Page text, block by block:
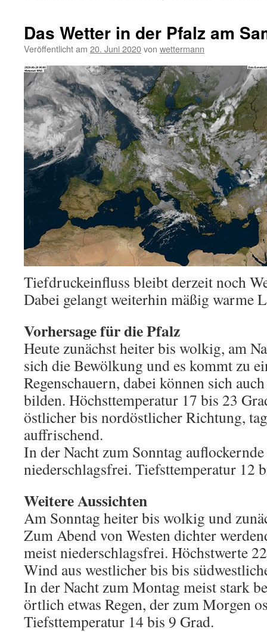
Das Wetter in der Pfalz am
Veröffentlicht am 20. Juni 2020von wettermann
Tiefdruckeinfluss bleibt derzeit noch
Dabei gelangt weiterhin mäßig warme
Vorhersage für die Pfalz
Heute zunächst heiter bis wolkig, am
sich die Bewölkung und es kommt zu
Regenschauern, dabei können sich
bilden. Höchsttemperatur 17 bis 23
östlicher bis nordöstlicher Richtung,
auffrischend.
In der Nacht zum Sonntag
niederschlagsfrei. Tiefsttemperatur 12
Weitere Aussichten
Am Sonntag heiter bis wolkig und
Zum Abend von Westen dichter
meist niederschlagsfrei. Höchstwerte
Wind aus westlicher bis bis
In der Nacht zum Montag meist stark
örtlich etwas Regen, der zum Morgen
Tiefsttemperatur 14 bis 9 Grad.